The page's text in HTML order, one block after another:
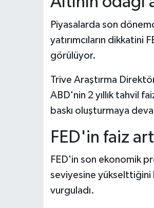
Piyasalarda son
yatırımcıların
görülüyor.
Trive Araştırma
ABD'nin 2 yıllık tahvil
baskı oluşturmaya
FED'in faiz
FED'in son ekonomik
seviyesine yükselttiğini
vurguladı.